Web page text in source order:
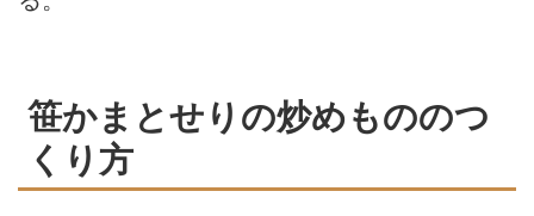
笹かまとせりの炒めもののつ
くり方